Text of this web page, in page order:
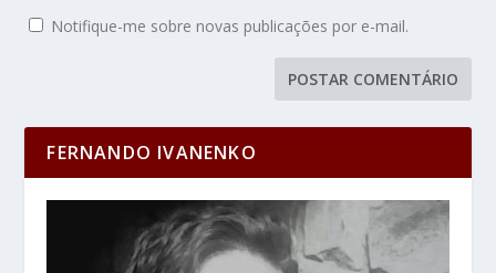
Notifique-me sobre novas publicações por e-mail.
FERNANDO IVANENKO